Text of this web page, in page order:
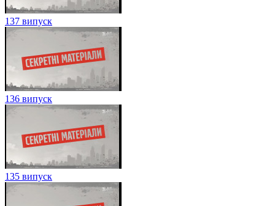
137 випуск
136 випуск
135 випуск